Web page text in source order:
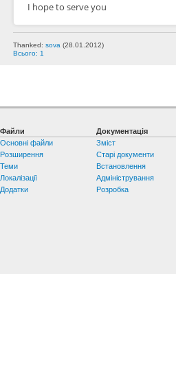
I hopeto serve you
Thanked: sova (28.01.2012)
Всього: 1
Файли
Основні файли
Розширення
Теми
Локалізації
Додатки
Документація
Зміст
Старі документи
Встановлення
Адміністрування
Розробка